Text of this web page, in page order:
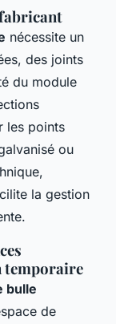
nécessite un
des joints
du module
les points
ou
la gestion
temporaire
bulle
de